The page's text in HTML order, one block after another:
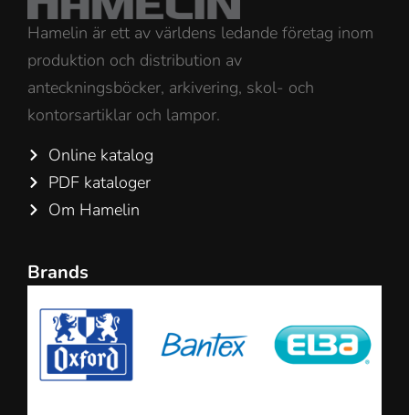
Hamelin är ett av världens ledande företag inom
produktion och distribution av
anteckningsböcker, arkivering, skol- och
kontorsartiklar och lampor.
Online katalog
PDF kataloger
Om Hamelin
Brands